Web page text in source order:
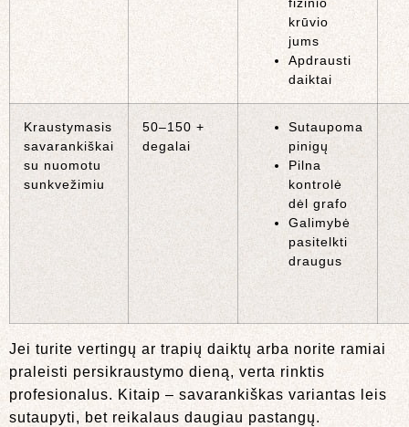
krūvio
jums
Apdrausti
daiktai
Kraustymasis
savarankiškai
su nuomotu
sunkvežimiu
50–150 +
degalai
Sutaupoma
pinigų
Pilna
kontrolė
dėl grafo
Galimybė
pasitelkti
draugus
Jei turite vertingų ar trapių daiktų arba norite ramiai
praleisti persikraustymo dieną, verta rinktis
profesionalus. Kitaip – savarankiškas variantas leis
sutaupyti, bet reikalaus daugiau pastangų.